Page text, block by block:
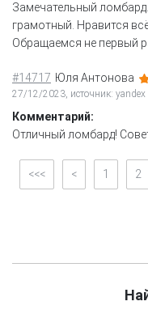
Замечательный
грамотный. Нравится
Обращаемся не первый
#14717 Юля Антонова
27/12/2023, источник: yandex
Комментарий:
Отличный ломбард!
<<< < 1 2